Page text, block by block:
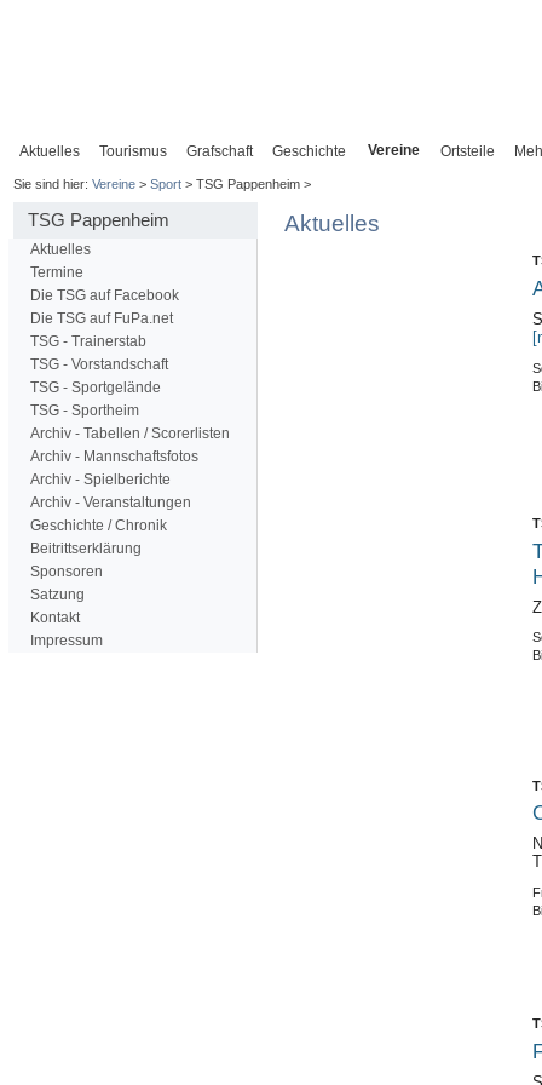
Aktuelles Tourismus Grafschaft Geschichte Vereine Ortsteile
Sie sind hier: Vereine> Sport> TSG Pappenheim >
TSG Pappenheim
Aktuelles
Termine
Die TSG auf Facebook
Die TSG auf FuPa.net
TSG - Trainerstab
TSG - Vorstandschaft
TSG - Sportgelände
TSG - Sportheim
Archiv - Tabellen / Scorerlisten
Archiv - Mannschaftsfotos
Archiv - Spielberichte
Archiv - Veranstaltungen
Geschichte / Chronik
Beitrittserklärung
Sponsoren
Satzung
Kontakt
Impressum
Aktuelles